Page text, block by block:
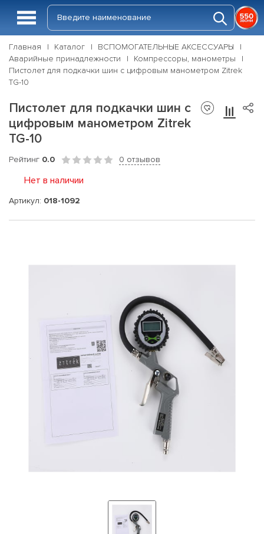
Главная Каталог
ВСПОМОГАТЕЛЬНЫЕ АКСЕССУАРЫ
Аварийные принадлежности
Компрессоры, манометры
Пистолет для подкачки шин с цифровым манометром Zitrek
TG-10
Пистолет для подкачки шин с
цифровым манометром Zitrek
TG-10
Рейтинг 0.0 0 отзывов
Нет в наличии
Артикул: 018-1092